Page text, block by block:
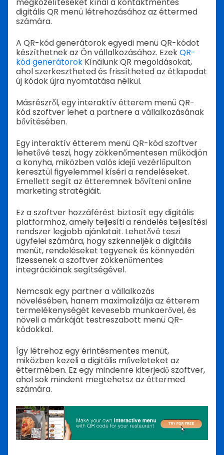
digitális QR menü létrehozásához az éttermed
számára.
A QR-kód generátorok egyedi menü QR-kódot
készíthetnek az Ön vállalkozásához. EzekQR-
kód generátorok Kínálunk QR megoldásokat,
ahol szerkesztheted és frissítheted az étlapodat
új kódok újra nyomtatása nélkül.
Másrészről, egy interaktív étterem menü QR-
kód szoftver lehet a partnere a vállalkozásának
bővítésében.
Egy interaktív étterem menü QR-kód szoftver
lehetővé teszi, hogy zökkenőmentesen működjön
a konyha, miközben valós idejű vezérlőpulton
keresztül figyelemmel kíséri a rendeléseket.
Emellett segít az étteremnek bővíteni online
marketing stratégiáit.
Ez a szoftver hozzáférést biztosít egy digitális
platformhoz, amely teljesíti a rendelés teljesítési
rendszer legjobb ajánlatait. Lehetővé teszi
ügyfelei számára, hogy szkenneljék a digitális
menüt, rendeléseket tegyenek és könnyedén
fizessenek a szoftver zökkenőmentes
integrációinak segítségével.
Nemcsak egy partner a vállalkozás
növelésében, hanem maximalizálja az étterem
termelékenységét kevesebb munkaerővel, és
növeli a márkáját testreszabott menü QR-
kódokkal.
Így létrehoz egy érintésmentes menüt,
miközben kezeli a digitális műveleteket az
éttermében. Ez egy mindenre kiterjedő szoftver,
ahol sok mindent megtehetsz az éttermed
számára.